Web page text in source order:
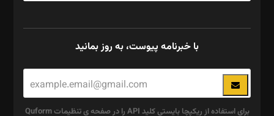
با خبرنامه پیوست، به روز بمانید
برای استفاده از ریکپچا بایستی کلید API را در صفحه ی تنظیمات Quform